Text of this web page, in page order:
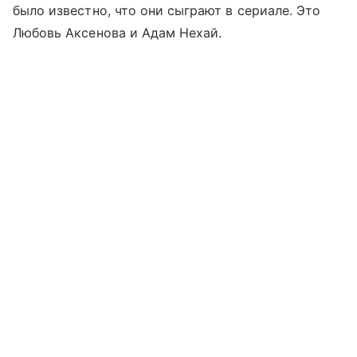
было известно, что они сыграют в сериале. Это
Любовь Аксенова и Адам Нехай.